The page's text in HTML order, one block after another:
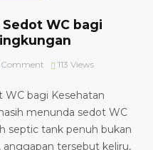
WC bagi
Comment 113 Views
WC bagi Kesehatan
menunda sedot WC
septic tank penuh bukan
anggapan tersebut keliru,